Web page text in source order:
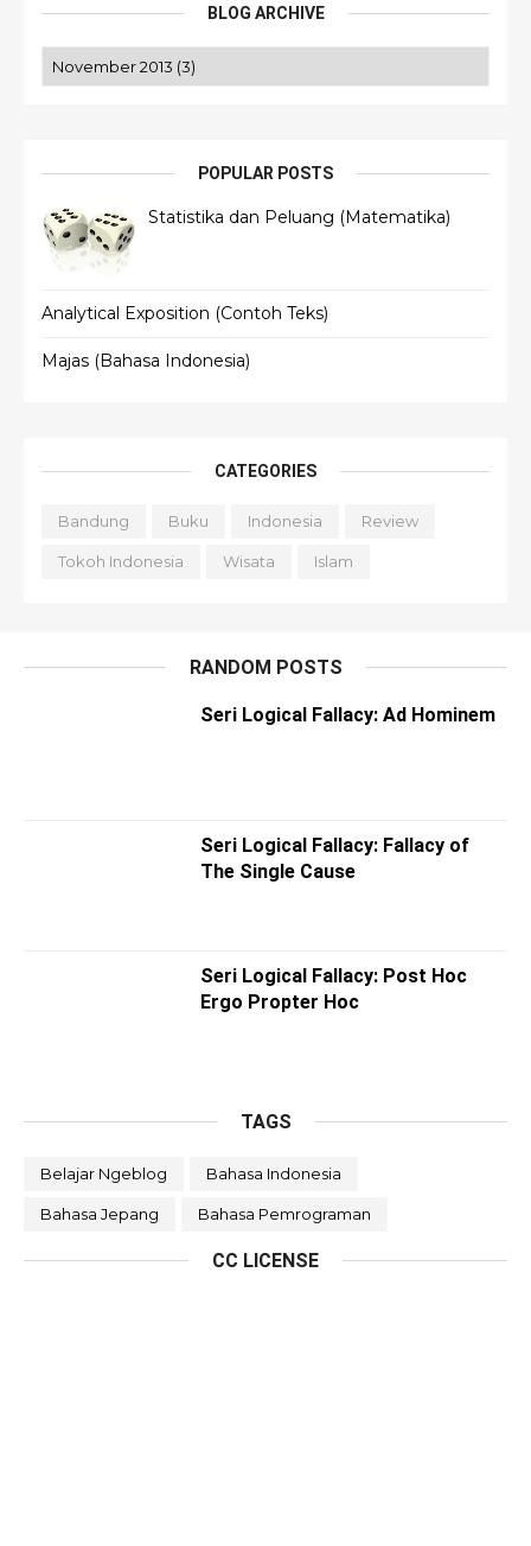
BLOG ARCHIVE
POPULAR POSTS
Statistika dan Peluang (Matematika)
Analytical Exposition (Contoh Teks)
Majas (Bahasa Indonesia)
CATEGORIES
Bandung Buku Indonesia Review
Tokoh Indonesia Wisata Islam
RANDOM POSTS
Seri Logical Fallacy: Ad Hominem
Seri Logical Fallacy: Fallacy of
The Single Cause
Seri Logical Fallacy: Post Hoc
Ergo Propter Hoc
TAGS
Belajar Ngeblog Bahasa Indonesia
Bahasa Jepang Bahasa Pemrograman
CC LICENSE